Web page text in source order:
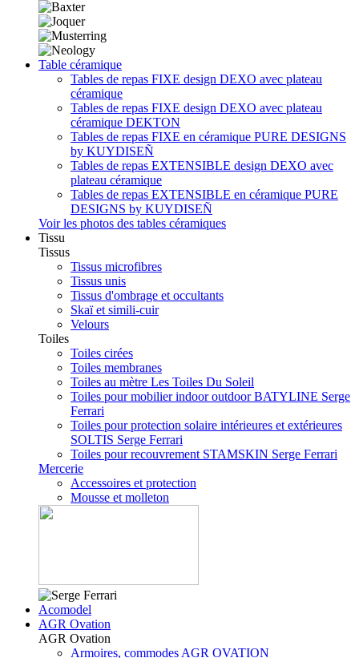
Table céramique
Tables de repas FIXE design DEXO avec plateau
céramique
Tables de repas FIXE design DEXO avec plateau
céramique DEKTON
Tables de repas FIXE en céramique PURE DESIGNS
by KUYDISEÑ
Tables de repas EXTENSIBLE design DEXO avec
plateau céramique
Tables de repas EXTENSIBLE en céramique PURE
DESIGNS by KUYDISEÑ
Voir les photos des tables céramiques
Tissu
Tissus
Tissus microfibres
Tissus unis
Tissus d'ombrage et occultants
Skaï et simili-cuir
Velours
Toiles
Toiles cirées
Toiles membranes
Toiles au mètre Les Toiles Du Soleil
Toiles pour mobilier indoor outdoor BATYLINE Serge
Ferrari
Toiles pour protection solaire intérieures et extérieures
SOLTIS Serge Ferrari
Toiles pour recouvrement STAMSKIN Serge Ferrari
Mercerie
Accessoires et protection
Mousse et molleton
Acomodel
AGR Ovation
AGR Ovation
Armoires, commodes AGR OVATION